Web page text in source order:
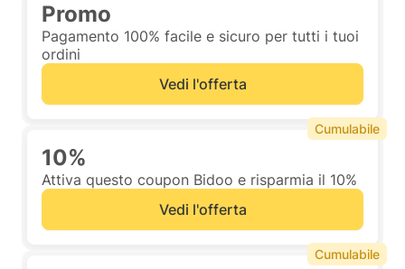
Promo
Pagamento 100% facile e sicuro per tutti i tuoi
ordini
Vedi l'offerta
10%
Attiva questo coupon Bidoo e risparmia il 10%
Vedi l'offerta
Cumulabile
Cumulabile